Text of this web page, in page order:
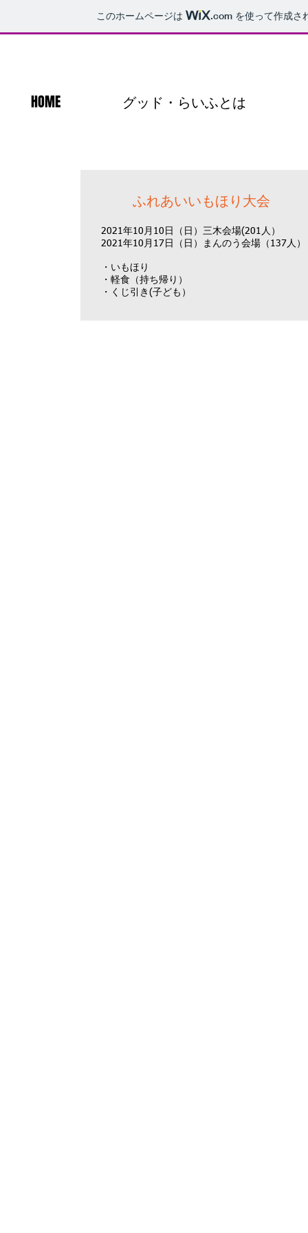
このホームページは .comを使って作成さ
HOME グッド・らいふとは
​ふれあいいもほり大会
2021年10月10日（日）三木会場(201人）
​2021年10月17日（日）まんのう会場（137人）
・いもほり
・軽食（持ち帰り）
・くじ引き(子ども）